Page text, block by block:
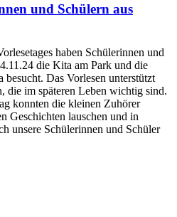
und Schülern aus
haben Schülerinnen und
die Kita am Park und die
Das Vorlesen unterstützt
die im späteren Leben wichtig sind.
konnten die kleinen Zuhörer
Geschichten lauschen und in
unsere Schülerinnen und Schüler